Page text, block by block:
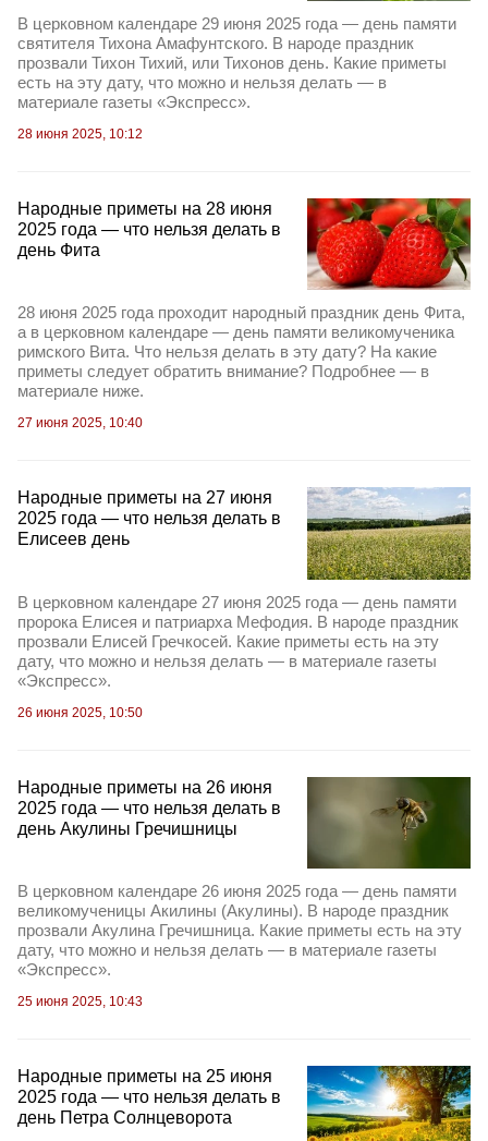
В церковном календаре 29 июня 2025 года — день памяти
святителя Тихона Амафунтского. В народе праздник
прозвали Тихон Тихий, или Тихонов день. Какие приметы
есть на эту дату, что можно и нельзя делать — в
материале газеты «Экспресс».
28 июня 2025, 10:12
Народные приметы на 28 июня
2025 года — что нельзя делать в
день Фита
28 июня 2025 года проходит народный праздник день Фита,
а в церковном календаре — день памяти великомученика
римского Вита. Что нельзя делать в эту дату? На какие
приметы следует обратить внимание? Подробнее — в
материале ниже.
27 июня 2025, 10:40
Народные приметы на 27 июня
2025 года — что нельзя делать в
Елисеев день
В церковном календаре 27 июня 2025 года — день памяти
пророка Елисея и патриарха Мефодия. В народе праздник
прозвали Елисей Гречкосей. Какие приметы есть на эту
дату, что можно и нельзя делать — в материале газеты
«Экспресс».
26 июня 2025, 10:50
Народные приметы на 26 июня
2025 года — что нельзя делать в
день Акулины Гречишницы
В церковном календаре 26 июня 2025 года — день памяти
великомученицы Акилины (Акулины). В народе праздник
прозвали Акулина Гречишница. Какие приметы есть на эту
дату, что можно и нельзя делать — в материале газеты
«Экспресс».
25 июня 2025, 10:43
Народные приметы на 25 июня
2025 года — что нельзя делать в
день Петра Солнцеворота